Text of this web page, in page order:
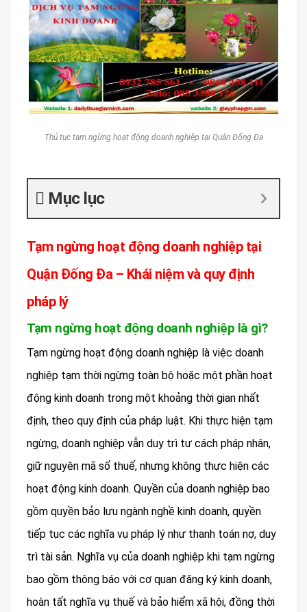
Thủ tục tạm ngừng hoạt động doanh nghiệp tại Quận Đống Đa
Mục lục
Tạm ngừng hoạt động doanh nghiệp tại
Quận Đống Đa – Khái niệm và quy định
pháp lý
Tạm ngừng hoạt động doanh nghiệp là gì?
Tạm ngừng hoạt động doanh nghiệp là việc doanh
nghiệp tạm thời ngừng toàn bộ hoặc một phần hoạt
động kinh doanh trong một khoảng thời gian nhất
định, theo quy định của pháp luật. Khi thực hiện tạm
ngừng, doanh nghiệp vẫn duy trì tư cách pháp nhân,
giữ nguyên mã số thuế, nhưng không thực hiện các
hoạt động kinh doanh. Quyền của doanh nghiệp bao
gồm quyền bảo lưu ngành nghề kinh doanh, quyền
tiếp tục các nghĩa vụ pháp lý như thanh toán nợ, duy
trì tài sản. Nghĩa vụ của doanh nghiệp khi tạm ngừng
bao gồm thông báo với cơ quan đăng ký kinh doanh,
hoàn tất nghĩa vụ thuế và bảo hiểm xã hội, đồng thời